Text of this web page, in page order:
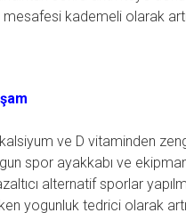
mesafesi kademeli olarak
kalsiyum ve D vitaminden
spor ayakkabı ve
alternatif sporlar
yogunluk tedrici olarak